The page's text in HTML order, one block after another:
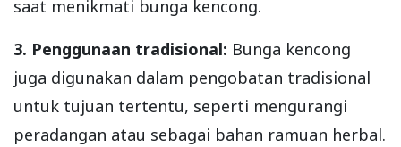
saat menikmati bunga kencong.
3. Penggunaan tradisional: Bunga kencong
juga digunakan dalam pengobatan tradisional
untuk tujuan tertentu, seperti mengurangi
peradangan atau sebagai bahan ramuan herbal.